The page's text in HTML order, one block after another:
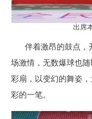
出席
伴着激昂的鼓点，
场激情，无数爆球也
彩扇，以变幻的舞姿
彩的一笔。